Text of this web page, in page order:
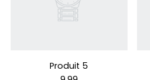
Produit 5